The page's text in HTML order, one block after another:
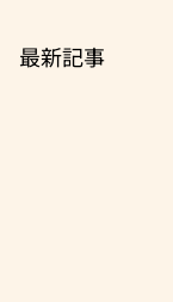
最新記事